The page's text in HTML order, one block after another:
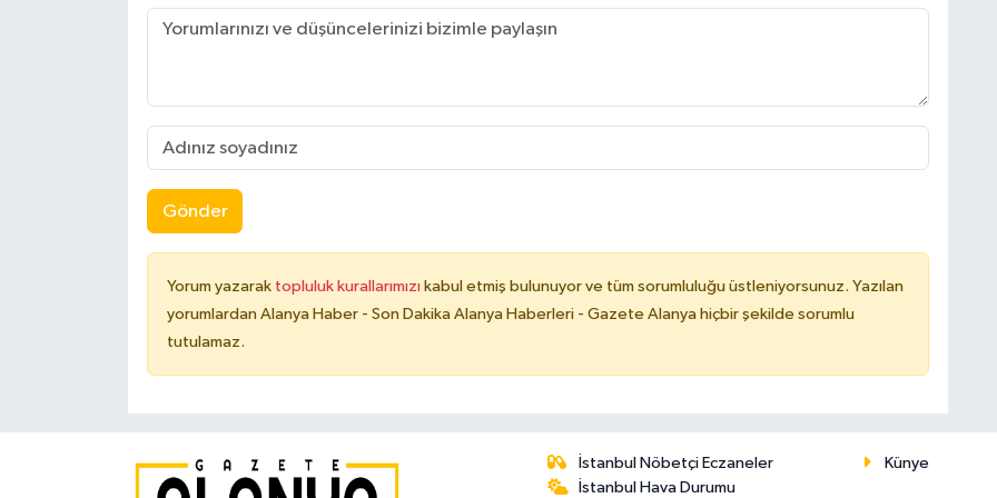
Gönder
Yorum yazarak topluluk kurallarımızı kabul etmiş bulunuyor ve tüm sorumluluğu üstleniyorsunuz. Yazılan
yorumlardan Alanya Haber - Son Dakika Alanya Haberleri - Gazete Alanya hiçbir şekilde sorumlu
tutulamaz.
İstanbul Nöbetçi Eczaneler
İstanbul Hava Durumu
Künye